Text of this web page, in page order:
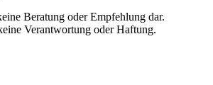
Beratung oder Empfehlung dar.
Verantwortung oder Haftung.